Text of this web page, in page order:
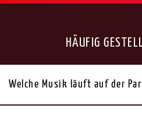
HÄUFIG
Welche Musik läuft auf der